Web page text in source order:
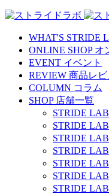
WHAT'S STRIDE
ONLINE SHOP オ
EVENT イベント
REVIEW 商品レビ
COLUMN コラム
SHOP 店舗一覧
STRIDE
STRIDE
STRIDE
STRIDE
STRIDE
STRIDE
STRIDE